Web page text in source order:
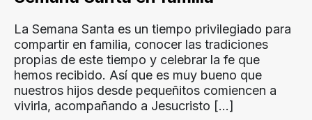
La Semana Santa es un tiempo privilegiado para
compartir en familia, conocer las tradiciones
propias de este tiempo y celebrar la fe que
hemos recibido. Así que es muy bueno que
nuestros hijos desde pequeñitos comiencen a
vivirla, acompañando a Jesucristo […]